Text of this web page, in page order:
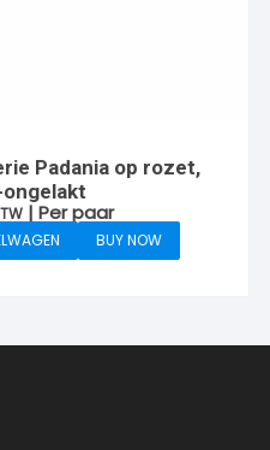
Padania op rozet,
| Per paar
BUY NOW